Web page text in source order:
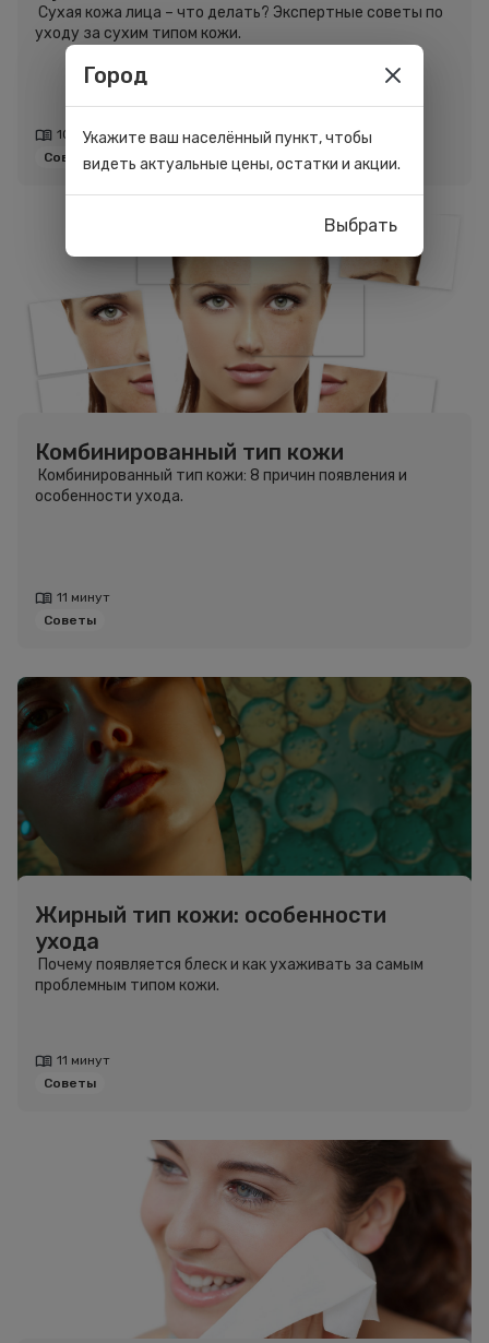
уходу за сухим типом кожи.
10 минут
Советы
Комбинированный тип кожи
особенности ухода.
11 минут
Советы
Жирный тип кожи: особенности
ухода
проблемным типом кожи.
11 минут
Советы
Город
Укажите ваш населённый пункт, чтобы
видеть актуальные цены, остатки и акции.
Выбрать